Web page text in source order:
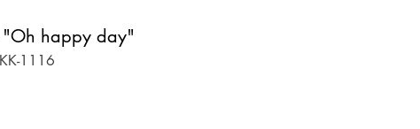
"Oh happy day"
1116